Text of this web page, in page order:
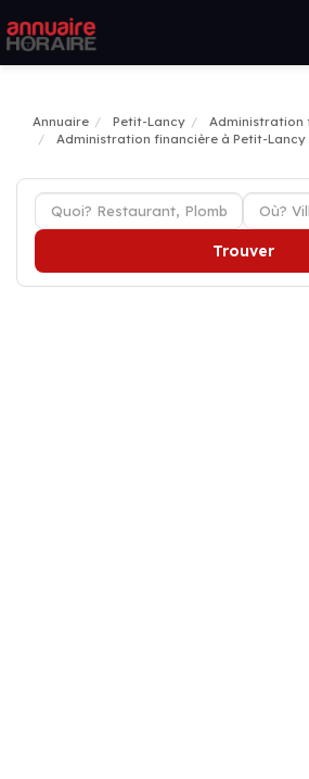
Annuaire Petit-Lancy
Administration
Administration financière à Petit-Lancy
Trouver